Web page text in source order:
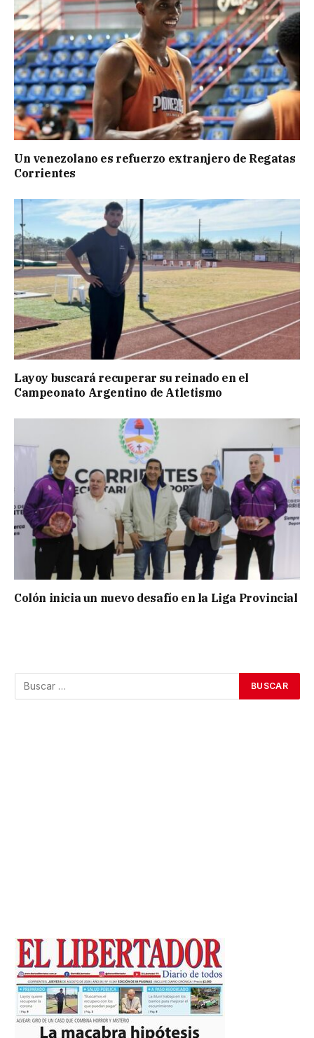
Un venezolano es refuerzo extranjero de Regatas
Corrientes
Layoy buscará recuperar su reinado en el
Campeonato Argentino de Atletismo
Colón inicia un nuevo desafío en la Liga Provincial